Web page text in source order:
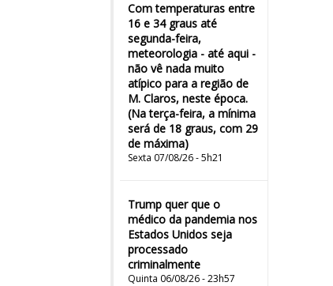
Com temperaturas entre
16 e 34 graus até
segunda-feira,
meteorologia - até aqui -
não vê nada muito
atípico para a região de
M. Claros, neste época.
(Na terça-feira, a mínima
será de 18 graus, com 29
de máxima)
Sexta 07/08/26 - 5h21
Trump quer que o
médico da pandemia nos
Estados Unidos seja
processado
criminalmente
Quinta 06/08/26 - 23h57